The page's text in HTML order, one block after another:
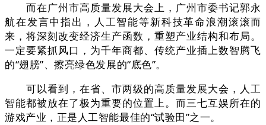
而在广州市高质量发展大会上，广州市委书记郭永
航在发言中指出，人工智能等新科技革命浪潮滚滚而
来，将深刻改变经济生产函数，重塑产业结构和布局。
一定要紧抓风口，为千年商都、传统产业插上数智腾飞
的“翅膀”、擦亮绿色发展的“底色”。
可以看到，在省、市两级的高质量发展大会，人工
智能都被放在了极为重要的位置上。而三七互娱所在的
游戏产业，正是人工智能最佳的“试验田”之一。